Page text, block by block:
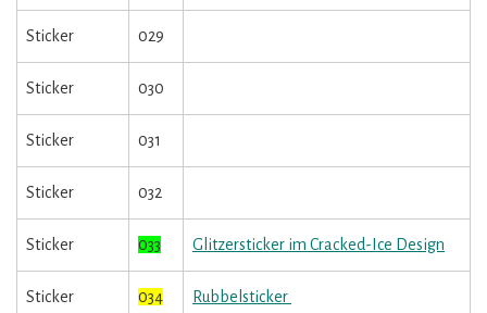
Sticker 029
Sticker 030
Sticker 031
Sticker 032
Sticker 033 Glitzersticker im Cracked-Ice Design
Sticker 034 Rubbelsticker